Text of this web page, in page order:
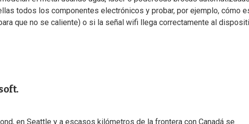
todos los componentes electrónicos y probar, por ejemplo, cómo
que no se caliente) o si la señal wifi llega correctamente al
en Seattle y a escasos kilómetros de la frontera con Canadá se